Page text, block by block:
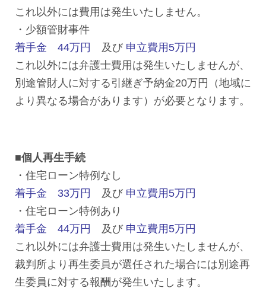
これ以外には費用は発生いたしません。
・少額管財事件
着手金 44万円
及び 申立費用5万円
これ以外には弁護士費用は発生いたしませんが、
別途管財人に対する引継ぎ予納金20万円（地域に
より異なる場合があります）が必要となります。
■個人再生手続
・住宅ローン特例なし
着手金 33万円
及び 申立費用5万円
・住宅ローン特例あり
着手金 44万円
及び 申立費用5万円
これ以外には弁護士費用は発生いたしませんが、
裁判所より再生委員が選任された場合には別途再
生委員に対する報酬が発生いたします。